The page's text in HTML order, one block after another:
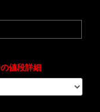
値段詳細